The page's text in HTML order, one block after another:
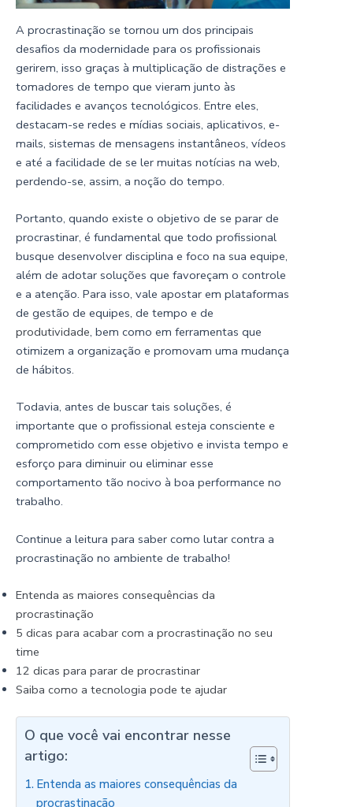
A procrastinação se tornou um dos principais
desafios da modernidade para os profissionais
gerirem, isso graças à multiplicação de distrações e
tomadores de tempo que vieram junto às
facilidades e avanços tecnológicos. Entre eles,
destacam-se redes e mídias sociais, aplicativos, e-
mails, sistemas de mensagens instantâneos, vídeos
e até a facilidade de se ler muitas notícias na web,
perdendo-se, assim, a noção do tempo.
Portanto, quando existe o objetivo de se parar de
procrastinar, é fundamental que todo profissional
busque desenvolver disciplina e foco na sua equipe,
além de adotar soluções que favoreçam o controle
e a atenção. Para isso, vale apostar em plataformas
de gestão de equipes, de tempo e de
produtividade, bem como em ferramentas que
otimizem a organização e promovam uma mudança
de hábitos.
Todavia, antes de buscar tais soluções, é
importante que o profissional esteja consciente e
comprometido com esse objetivo e invista tempo e
esforço para diminuir ou eliminar esse
comportamento tão nocivo à boa performance no
trabalho.
Continue a leitura para saber como lutar contra a
procrastinação no ambiente de trabalho!
Entenda as maiores consequências da
procrastinação
5 dicas para acabar com a procrastinação no seu
time
12 dicas para parar de procrastinar
Saiba como a tecnologia pode te ajudar
O que você vai encontrar nesse
artigo:
Entenda as maiores consequências da
procrastinação